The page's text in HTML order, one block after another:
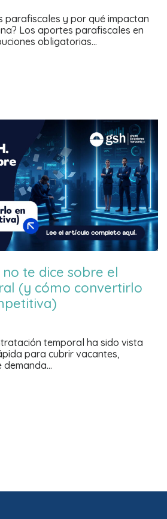
parafiscales y por qué impactan
Los aportes parafiscales en
obligatorias…
no te dice sobre el
(y cómo convertirlo
temporal ha sido vista
para cubrir vacantes,
demanda…